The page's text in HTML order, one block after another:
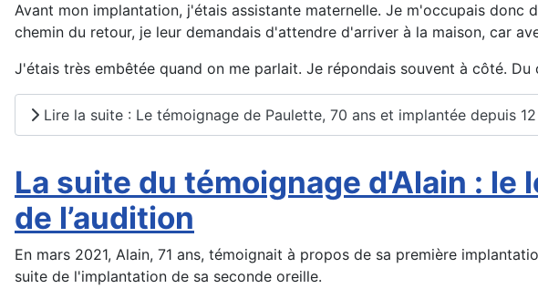
Avant mon implantation, j'étais assistante maternelle. Je m'occupais
chemin du retour, je leur demandais d'attendre d'arriver à la maison, car
J'étais très embêtée quand on me parlait. Je répondais souvent à côté.
Lire la suite : Le témoignage de Paulette, 70 ans et implantée depuis
La suite du témoignage d'Alain : le
de l’audition
En mars 2021, Alain, 71 ans, témoignait à propos de sa première
suite de l'implantation de sa seconde oreille.